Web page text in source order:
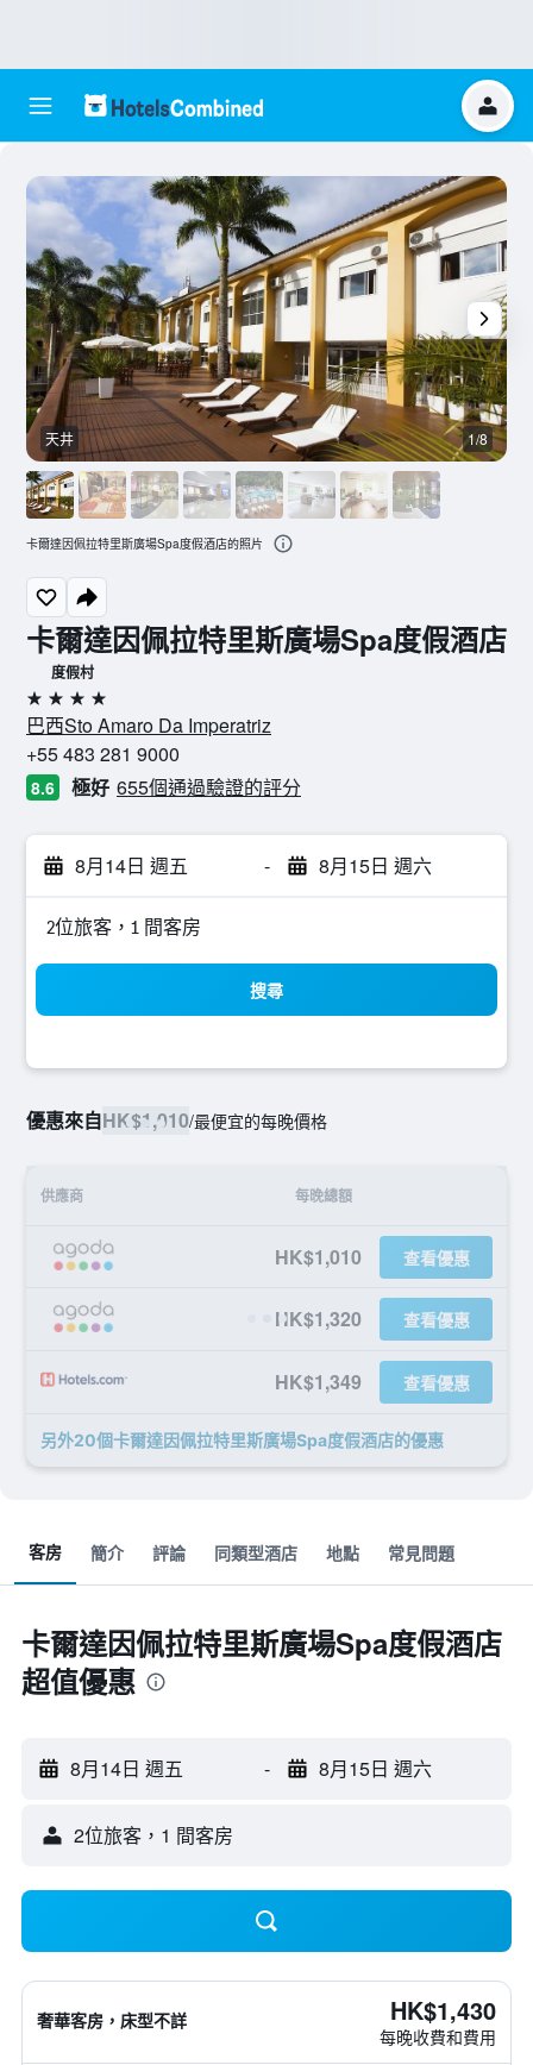
卡爾達因佩拉特里斯廣場Spa度假酒店
度假村
4星級
巴西Sto Amaro Da Imperatriz
+55 483 281 9000
8.6 極好 655個通過驗證的評分
8月14日 週五 - 8月15日 週六
2位旅客，1 間客房
搜尋
優惠來自HK$1,010/最便宜的每晚價格
供應商 每晚總額
HK$1,010 查看優惠
HK$1,320 查看優惠
HK$1,349 查看優惠
另外20個卡爾達因佩拉特里斯廣場Spa度假酒店​的優惠
天井 1/8
卡爾達因佩拉特里斯廣場Spa度假酒店的照片
客房 簡介 評論 同類型酒店 地點 常見問題
卡爾達因佩拉特里斯廣場Spa度假酒店
超值優惠
8月14日 週五 - 8月15日 週六
2位旅客，1 間客房
奢華客房，床型不詳 HK$1,430
每晚收費和費用